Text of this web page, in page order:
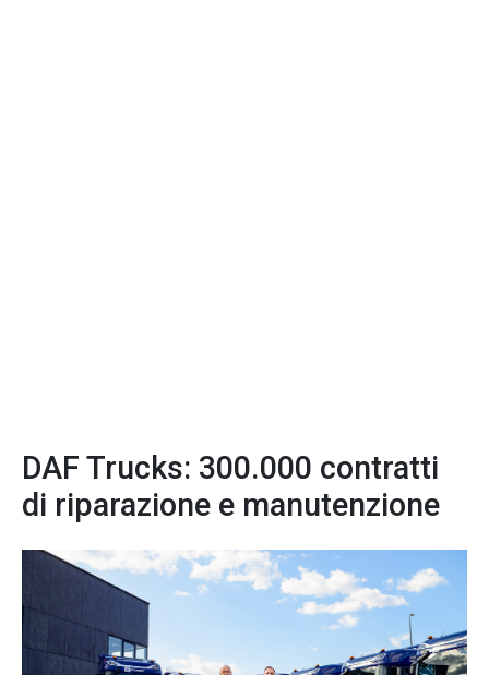
DAF Trucks: 300.000 contratti
di riparazione e manutenzione